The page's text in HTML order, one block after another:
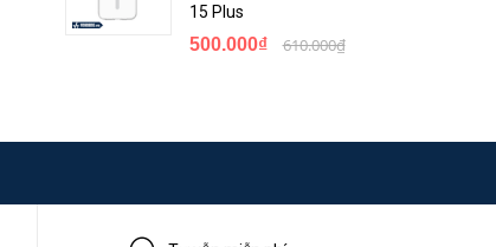
15 Plus
500.000₫ 610.000₫